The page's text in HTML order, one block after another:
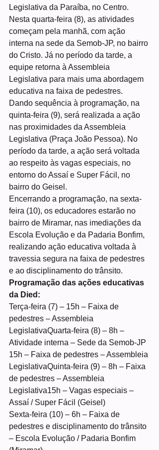
Legislativa da Paraíba, no Centro.
Nesta quarta-feira (8), as atividades
começam pela manhã, com ação
interna na sede da Semob-JP, no bairro
do Cristo. Já no período da tarde, a
equipe retorna à Assembleia
Legislativa para mais uma abordagem
educativa na faixa de pedestres.
Dando sequência à programação, na
quinta-feira (9), será realizada a ação
nas proximidades da Assembleia
Legislativa (Praça João Pessoa). No
período da tarde, a ação será voltada
ao respeito às vagas especiais, no
entorno do Assaí e Super Fácil, no
bairro do Geisel.
Encerrando a programação, na sexta-
feira (10), os educadores estarão no
bairro de Miramar, nas imediações da
Escola Evolução e da Padaria Bonfim,
realizando ação educativa voltada à
travessia segura na faixa de pedestres
e ao disciplinamento do trânsito.
Programação das ações educativas
da Died:
Terça-feira (7) – 15h – Faixa de
pedestres – Assembleia
LegislativaQuarta-feira (8) – 8h –
Atividade interna – Sede da Semob-JP
15h – Faixa de pedestres – Assembleia
LegislativaQuinta-feira (9) – 8h – Faixa
de pedestres – Assembleia
Legislativa15h – Vagas especiais –
Assaí / Super Fácil (Geisel)
Sexta-feira (10) – 6h – Faixa de
pedestres e disciplinamento do trânsito
– Escola Evolução / Padaria Bonfim